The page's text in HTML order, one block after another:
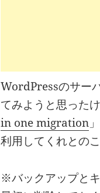
WordPressのサー
てみようと思った
in one migration
利用してくれとのこ
※バックアップと